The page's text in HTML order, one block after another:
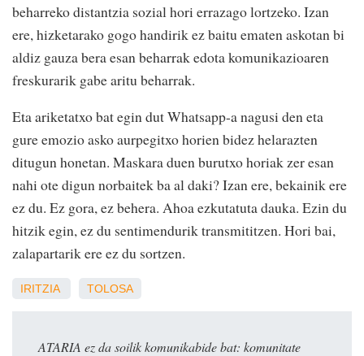
beharreko distantzia sozial hori errazago lortzeko. Izan
ere, hizketarako gogo handirik ez baitu ematen askotan bi
aldiz gauza bera esan beharrak edota komunikazioaren
freskurarik gabe aritu beharrak.
Eta ariketatxo bat egin dut Whatsapp-a nagusi den eta
gure emozio asko aurpegitxo horien bidez helarazten
ditugun honetan. Maskara duen burutxo horiak zer esan
nahi ote digun norbaitek ba al daki? Izan ere, bekainik ere
ez du. Ez gora, ez behera. Ahoa ezkutatuta dauka. Ezin du
hitzik egin, ez du sentimendurik transmititzen. Hori bai,
zalapartarik ere ez du sortzen.
IRITZIA TOLOSA
ATARIA ez da soilik komunikabide bat: komunitate